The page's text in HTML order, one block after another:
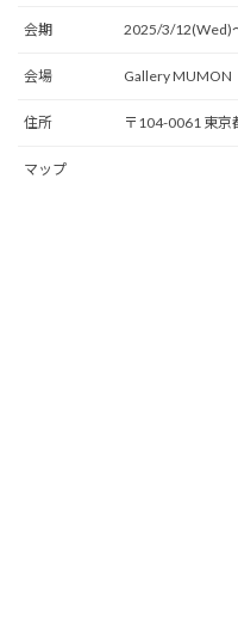
会期 2025/3/12(Wed)
会場 Gallery MUMON
住所 〒104-0061 東京
マップ